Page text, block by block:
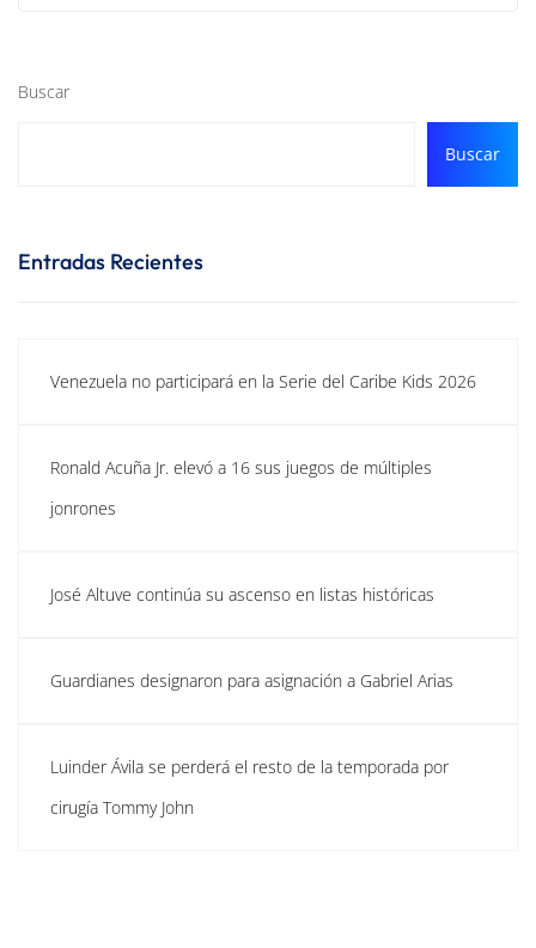
Buscar
Buscar
Entradas Recientes
Venezuela no participará en la Serie del Caribe Kids 2026
Ronald Acuña Jr. elevó a 16 sus juegos de múltiples
jonrones
José Altuve continúa su ascenso en listas históricas
Guardianes designaron para asignación a Gabriel Arias
Luinder Ávila se perderá el resto de la temporada por
cirugía Tommy John